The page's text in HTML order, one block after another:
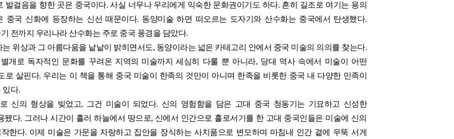
발걸음을 향한 곳은 중국이다. 사실 너무나 우리에게 익숙한 문화권이기도 하다. 흔히 길조로 여기는 용의
중국 신화에 등장하는 신선 때문이다. 동양미술 하면 떠오르는 도자기와 산수화는 중국에서 탄생했다.
전까지 우리나라 산수화는 주로 중국 풍경을 담았다.
위상과 그 아름다움을 낱낱이 밝히면서도, 동양이라는 넓은 카테고리 안에서 중국 미술의 의의를 찾는다.
개로 독자적인 문화를 꾸려온 지역의 미술까지 세심히 다룰 뿐 아니라, 당대 역사 속에서 미술이 어떤
로 살핀다. 우리는 이 책을 통해 중국 미술이 한족의 것만이 아니며 한족을 비롯한 중국 내 다양한 민족이
있다.
신의 형상을 빚었고, 그건 미술이 되었다. 신의 영험함을 담은 고대 중국 청동기는 기묘하고 신성한
됐다. 그러나 시간이 흘러 하늘에서 땅으로, 신에서 인간으로 홀로서기를 한 고대 중국인들은 미술에 신의
한다. 이제 미술은 가문을 자랑하고 집안을 장식하는 사치품으로 변모하며 마침내 인간 곁에 우뚝 서게